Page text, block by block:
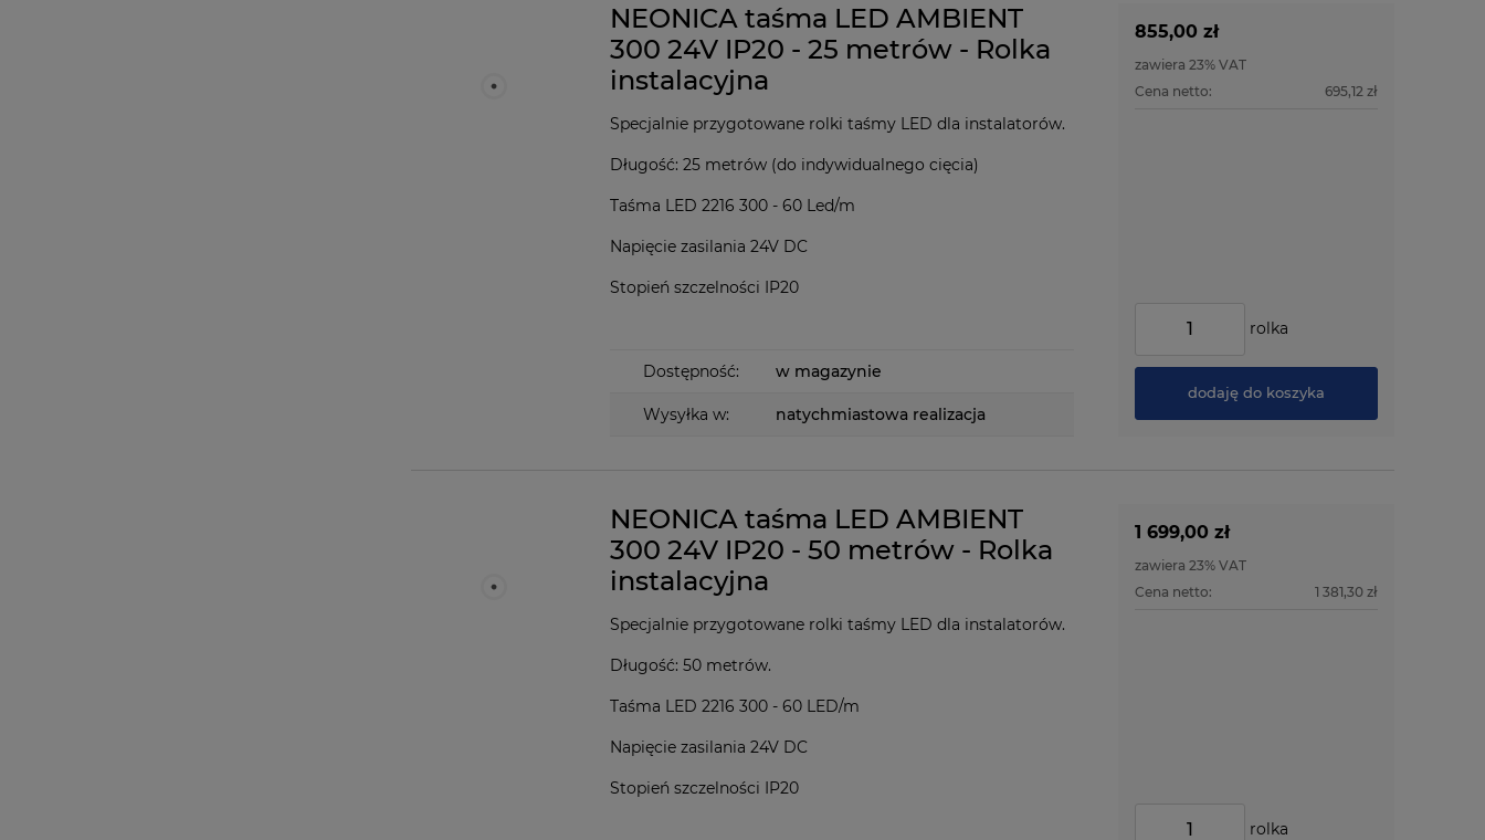
NEONICA taśma LED AMBIENT
300 24V IP20 - 25 metrów - Rolka
instalacyjna
Specjalnie przygotowane rolki taśmy LED dla instalatorów.
Długość: 25 metrów (do indywidualnego cięcia)
Taśma LED 2216 300 - 60 Led/m
Napięcie zasilania 24V DC
Stopień szczelności IP20
Dostępność: w magazynie
Wysyłka w: natychmiastowa realizacja
855,00 zł
zawiera 23% VAT
Cena netto:
695,12 zł
rolka
dodaję do koszyka
NEONICA taśma LED AMBIENT
300 24V IP20 - 50 metrów - Rolka
instalacyjna
Specjalnie przygotowane rolki taśmy LED dla instalatorów.
Długość: 50 metrów.
Taśma LED 2216 300 - 60 LED/m
Napięcie zasilania 24V DC
Stopień szczelności IP20
1 699,00 zł
zawiera 23% VAT
Cena netto:
1 381,30 zł
rolka